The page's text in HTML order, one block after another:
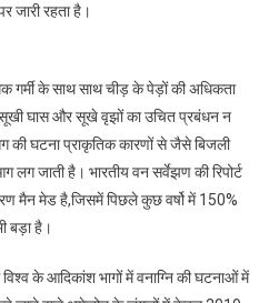
जारी रहता है।
गर्मी के साथ साथ चीड़ के पेड़ों की अधिकता
घास और सूखे वृझों का उचित प्रबंधन न
घटना प्राकृतिक कारणों से जैसे बिजली
लग जाती है। भारतीय वन सर्वेझण की रिपोर्ट
मैन मेड है,जिसमें पिछले कुछ वर्षो में 150%
बड़ा है।
के आदिकांश भागों में वनाग्नि की घटनाओं में